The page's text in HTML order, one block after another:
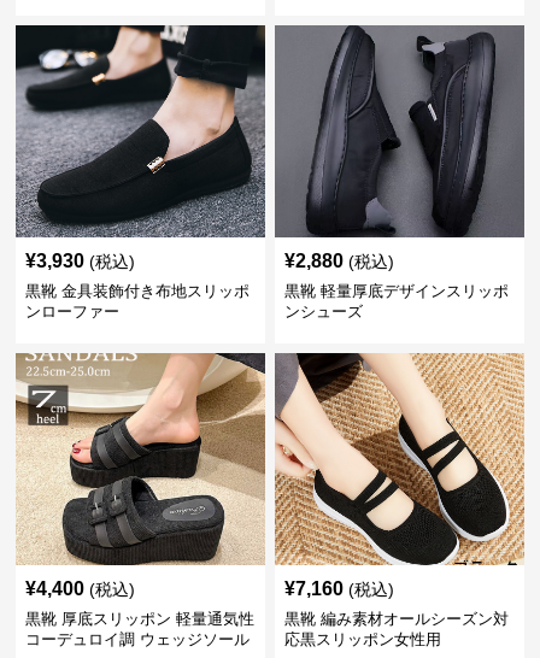
¥3,930 (税込)
黒靴 金具装飾付き布地スリッポ
ンローファー
¥2,880 (税込)
黒靴 軽量厚底デザインスリッポ
ンシューズ
¥4,400 (税込)
黒靴 厚底スリッポン 軽量通気性
コーデュロイ調 ウェッジソール
¥7,160 (税込)
黒靴 編み素材オールシーズン対
応黒スリッポン女性用